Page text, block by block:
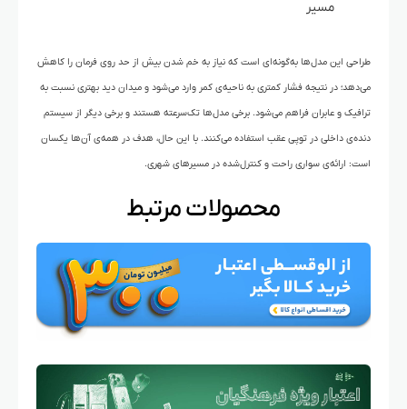
مسیر
طراحی این مدل‌ها به‌گونه‌ای است که نیاز به خم شدن بیش‌ از‌ حد روی فرمان را کاهش
می‌دهد؛ در نتیجه فشار کمتری به ناحیه‌ی کمر وارد می‌شود و میدان دید بهتری نسبت به
ترافیک و عابران فراهم می‌شود. برخی مدل‌ها تک‌سرعته هستند و برخی دیگر از سیستم
دنده‌ی داخلی در توپی عقب استفاده می‌کنند. با این‌ حال، هدف در همه‌ی آن‌ها یکسان
است: ارائه‌ی سواری راحت و کنترل‌شده در مسیرهای شهری.
محصولات مرتبط